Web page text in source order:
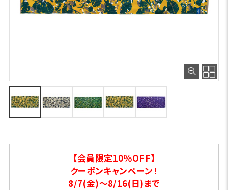
【会員限定10％OFF】
クーポンキャンペーン！
8/7(金)～8/16(日)まで